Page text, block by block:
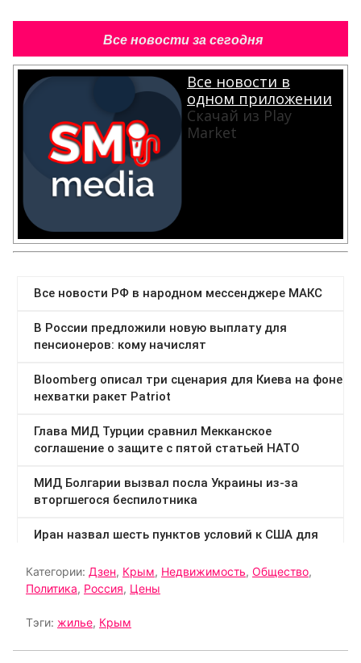
Все новости за сегодня
Все новости в
одном приложении
Скачай из Play
Market
Категории: Дзен, Крым, Недвижимость, Общество,
Политика, Россия, Цены
Тэги: жилье, Крым